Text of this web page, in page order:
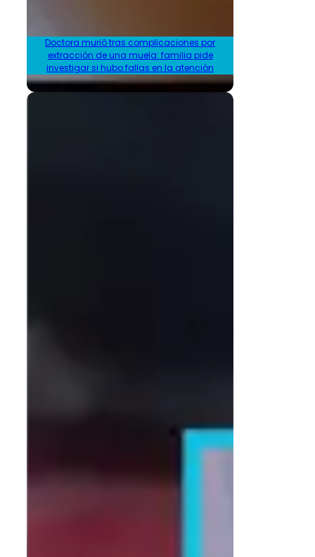
Doctora murió tras complicaciones por
extracción de una muela: familia pide
investigar si hubo fallas en la atención